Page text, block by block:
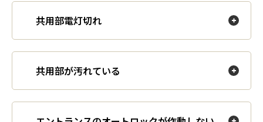
共用部電灯切れ
共用部が汚れている